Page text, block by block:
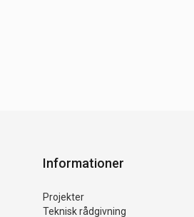
Informationer
Projekter
Teknisk rådgivning